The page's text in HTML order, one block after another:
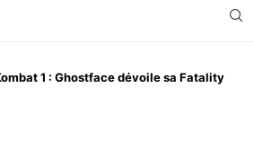
1 : Ghostface dévoile sa Fatality